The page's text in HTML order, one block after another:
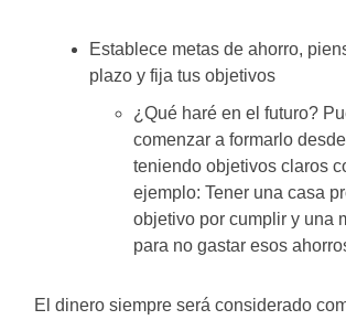
Establece metas de ahorro,
plazo y fija tus objetivos
¿Qué haré en el futuro?
comenzar a formarlo
teniendo objetivos claros
ejemplo: Tener una casa
objetivo por cumplir y una
para no gastar esos
El dinero siempre será considerado